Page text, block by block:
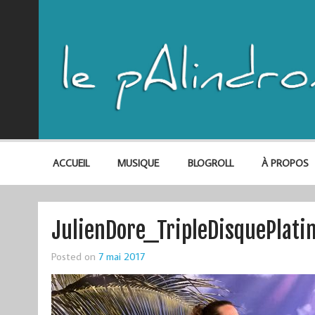
ACCUEIL MUSIQUE BLOGROLL À PROPOS
Posted on 7 mai 2017